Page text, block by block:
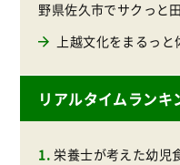
野県佐久市でサクっと
上越文化をまるっ
リアルタイムランキ
栄養士が考えた幼児